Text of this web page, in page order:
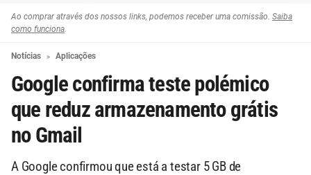
Ao comprar através dos nossos links, podemos receber uma comissão. Saiba
como funciona.
Notícias Aplicações
Google confirma teste polémico
que reduz armazenamento grátis
no Gmail
A Google confirmou que está a testar 5 GB de